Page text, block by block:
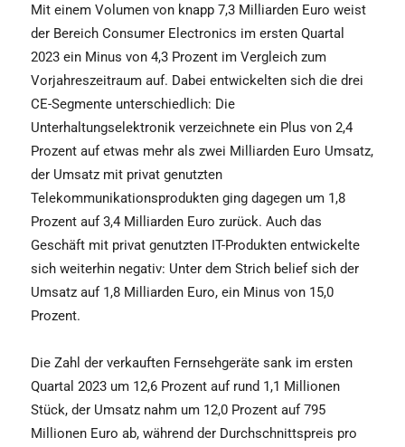
Mit einem Volumen von knapp 7,3 Milliarden Euro weist
der Bereich Consumer Electronics im ersten Quartal
2023 ein Minus von 4,3 Prozent im Vergleich zum
Vorjahreszeitraum auf. Dabei entwickelten sich die drei
CE-Segmente unterschiedlich: Die
Unterhaltungselektronik verzeichnete ein Plus von 2,4
Prozent auf etwas mehr als zwei Milliarden Euro Umsatz,
der Umsatz mit privat genutzten
Telekommunikationsprodukten ging dagegen um 1,8
Prozent auf 3,4 Milliarden Euro zurück. Auch das
Geschäft mit privat genutzten IT-Produkten entwickelte
sich weiterhin negativ: Unter dem Strich belief sich der
Umsatz auf 1,8 Milliarden Euro, ein Minus von 15,0
Prozent.
Die Zahl der verkauften Fernsehgeräte sank im ersten
Quartal 2023 um 12,6 Prozent auf rund 1,1 Millionen
Stück, der Umsatz nahm um 12,0 Prozent auf 795
Millionen Euro ab, während der Durchschnittspreis pro